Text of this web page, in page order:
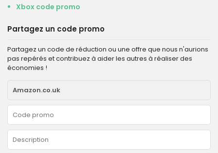
Xbox code promo
Partagez un code promo
Partagez un code de réduction ou une offre que nous n'aurions
pas repérés et contribuez à aider les autres à réaliser des
économies !